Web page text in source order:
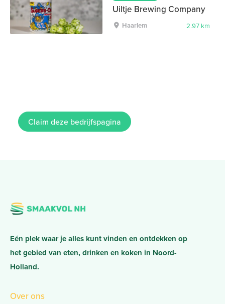
Uiltje Brewing Company
Haarlem 2.97 km
Claim deze bedrijfspagina
Eén plek waar je alles kunt vinden en ontdekken op
het gebied van eten, drinken en koken in Noord-
Holland.
Over ons